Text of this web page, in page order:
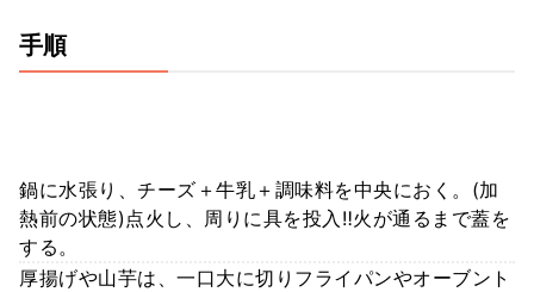
手順
鍋に水張り、チーズ＋牛乳＋調味料を中央におく。(加
熱前の状態)点火し、周りに具を投入‼️火が通るまで蓋を
する。
厚揚げや山芋は、一口大に切りフライパンやオーブント